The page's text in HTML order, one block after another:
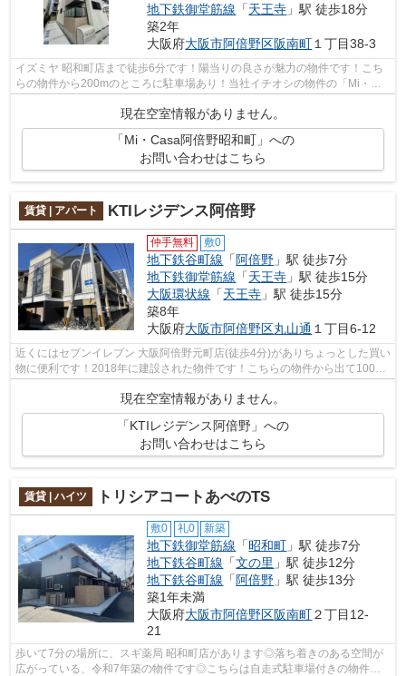
地下鉄御堂筋線 「天王寺 」駅 徒歩18分
築2年
大阪府大阪市阿倍野区阪南町 １丁目38-3
イズミヤ 昭和町店まで徒歩6分です！陽当りの良さが魅力の物件です！こち
らの物件から200mのところに駐車場あり！当社イチオシの物件の「Mi・
Casa阿倍野昭和町」！ぜひ一度ご覧くださ...
現在空室情報がありません。
「Mi・Casa阿倍野昭和町」への
お問い合わせはこちら
賃貸 | アパート KTIレジデンス阿倍野
仲手無料 敷0
地下鉄谷町線 「 阿倍野 」駅 徒歩7分
地下鉄御堂筋線 「天王寺 」駅 徒歩15分
大阪環状線 「天王寺 」駅 徒歩15分
築8年
大阪府大阪市阿倍野区丸山通 １丁目6-12
近くにはセブンイレブン 大阪阿倍野元町店(徒歩4分)がありちょっとした買い
物に便利です！2018年に建設された物件です！こちらの物件から出て100m
現在空室情報がありません。
「KTIレジデンス阿倍野」への
お問い合わせはこちら
賃貸 | ハイツ トリシアコートあべのTS
敷0 礼0 新築
地下鉄御堂筋線 「昭和町 」駅 徒歩7分
地下鉄谷町線 「文の里 」駅 徒歩12分
地下鉄谷町線 「 阿倍野 」駅 徒歩13分
築1年未満
大阪府大阪市阿倍野区阪南町２丁目12-
21
歩いて7分の場所に、スギ薬局 昭和町店があります◎落ち着きのある空間が
広がっている、令和7年築の物件です◎こちらは自走式駐車場付きの物件で